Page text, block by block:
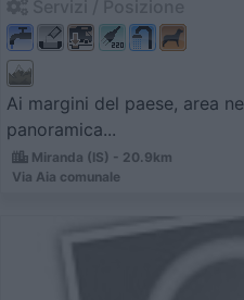
Ai margini del paese, area
panoramica...
Miranda (IS) - 20.9km
Via Aia comunale